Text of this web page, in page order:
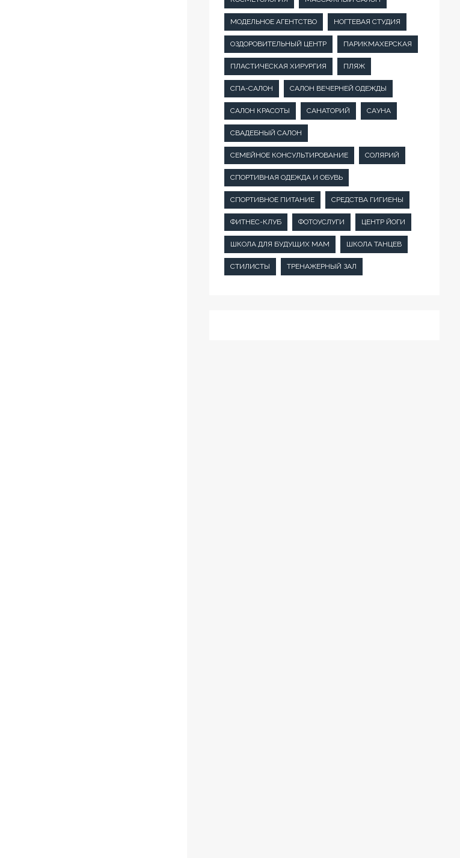
МОДЕЛЬНОЕ АГЕНТСТВО НОГТЕВАЯ СТУДИЯ
ОЗДОРОВИТЕЛЬНЫЙ ЦЕНТР ПАРИКМАХЕРСКАЯ
ПЛАСТИЧЕСКАЯ ХИРУРГИЯ ПЛЯЖ
СПА-САЛОН САЛОН ВЕЧЕРНЕЙ ОДЕЖДЫ
САЛОН КРАСОТЫ САНАТОРИЙ САУНА
СВАДЕБНЫЙ САЛОН
СЕМЕЙНОЕ КОНСУЛЬТИРОВАНИЕ СОЛЯРИЙ
СПОРТИВНАЯ ОДЕЖДА И ОБУВЬ
СПОРТИВНОЕ ПИТАНИЕ СРЕДСТВА ГИГИЕНЫ
ФИТНЕС-КЛУБ ФОТОУСЛУГИ ЦЕНТР ЙОГИ
ШКОЛА ДЛЯ БУДУЩИХ МАМ ШКОЛА ТАНЦЕВ
СТИЛИСТЫ ТРЕНАЖЕРНЫЙ ЗАЛ